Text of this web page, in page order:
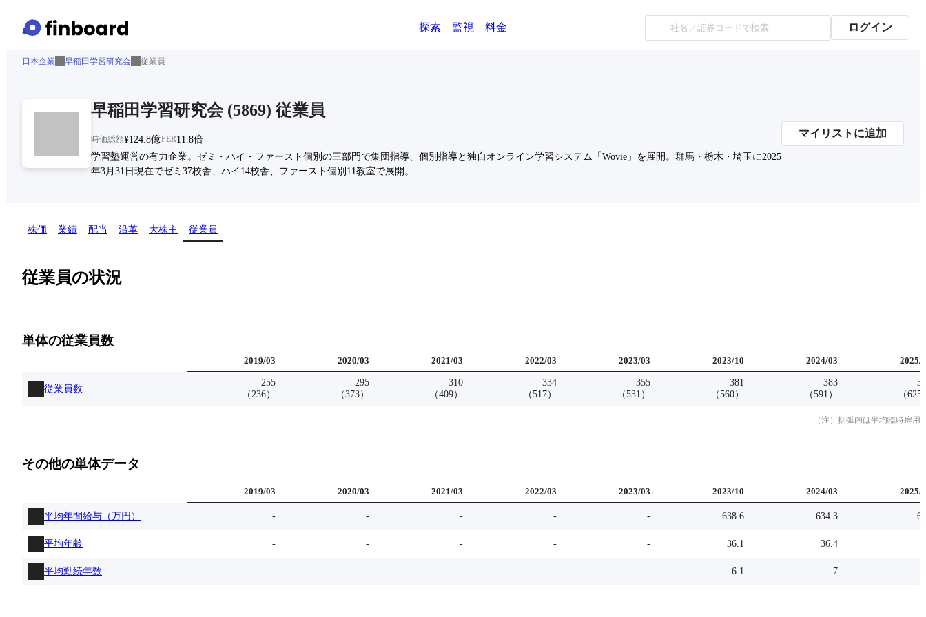
探索 監視 料金 ログイン
日本企業 早稲田学習研究会 従業員
早稲田学習研究会(5869) 従業員
時価総額¥124.8億PER11.8倍
学習塾運営の有力企業。ゼミ・ハイ・ファースト個別の三部門で集団指導、個別指導と独自オンライン学習システム「Wovie」を展開。群馬・栃木・埼玉に2025
年3月31日現在でゼミ37校舎、ハイ14校舎、ファースト個別11教室で展開。
マイリストに追加
株価 業績 配当 沿革 大株主 従業員
従業員の状況
単体の従業員数
2019/03 2020/03 2021/03 2022/03 2023/03 2023/10 2024/03 2025/
従業員数
255
（ 236）
295
（373）
310
（409）
334
（517）
355
（531 ）
381
（560）
383
（591 ）
（625
（注）括弧内は平均臨時雇用
その他の単体データ
2019/03 2020/03 2021/03 2022/03 2023/03 2023/10 2024/03 2025/
平均年間給与（万円） - - - - - 638.6 634.3
平均年齢 - - - - - 36.1 36.4
平均勤続年数 - - - - - 6.1 7